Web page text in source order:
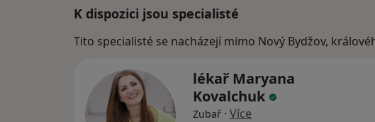
K dispozici jsou specialisté
Tito specialisté se nacházejí mimo Nový Bydžov,
lékař Maryana
Kovalchuk
Zubař · Více